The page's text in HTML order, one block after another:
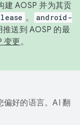
建 AOSP 并为其贡
。
android-
送到 AOSP 的最
变更。
好的语言。AI 翻